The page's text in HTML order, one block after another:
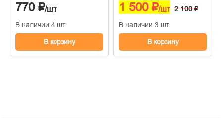
770 ₽/шт
В наличии 4 шт
В корзину
1 500 ₽/шт 2 100 ₽
В наличии 3 шт
В корзину